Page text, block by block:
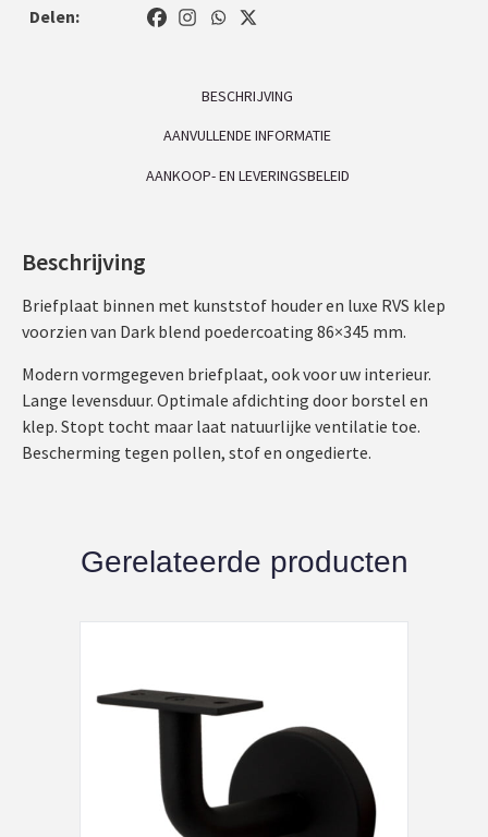
Delen:
BESCHRIJVING
AANVULLENDE INFORMATIE
AANKOOP- EN LEVERINGSBELEID
Beschrijving
Briefplaat binnen met kunststof houder en luxe RVS klep
voorzien van Dark blend poedercoating 86×345 mm.
Modern vormgegeven briefplaat, ook voor uw interieur.
Lange levensduur. Optimale afdichting door borstel en
klep. Stopt tocht maar laat natuurlijke ventilatie toe.
Bescherming tegen pollen, stof en ongedierte.
Gerelateerde producten